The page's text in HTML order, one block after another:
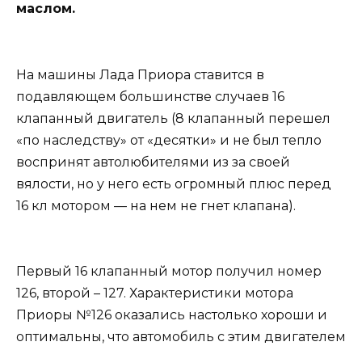
маслом.
На машины Лада Приора ставится в
подавляющем большинстве случаев 16
клапанный двигатель (8 клапанный перешел
«по наследству» от «десятки» и не был тепло
воспринят автолюбителями из за своей
вялости, но у него есть огромный плюс перед
16 кл мотором — на нем не гнет клапана).
Первый 16 клапанный мотор получил номер
126, второй – 127. Характеристики мотора
Приоры №126 оказались настолько хороши и
оптимальны, что автомобиль с этим двигателем